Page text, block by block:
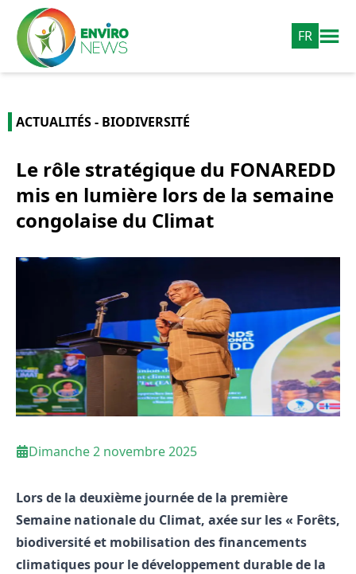
FR
ACTUALITÉS - BIODIVERSITÉ
Le rôle stratégique du FONAREDD
mis en lumière lors de la semaine
congolaise du Climat
Dimanche 2 novembre 2025
Lors de la deuxième journée de la première
Semaine nationale du Climat, axée sur les « Forêts,
biodiversité et mobilisation des financements
climatiques pour le développement durable de la